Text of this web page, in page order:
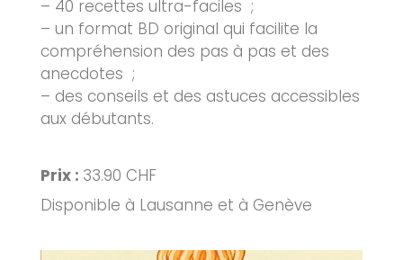
– 40 recettes ultra-faciles ;
– un format BD original qui facilite la
compréhension des pas à pas et des
anecdotes ;
– des conseils et des astuces accessibles
aux débutants.
Prix : 33.90 CHF
Disponible à Lausanne et à Genève